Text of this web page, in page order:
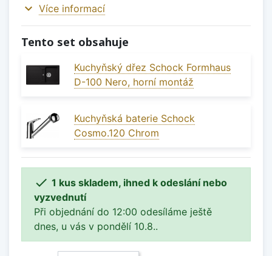
expand_more Více informací
Tento set obsahuje
Kuchyňský dřez Schock Formhaus
D-100 Nero, horní montáž
Kuchyňská baterie Schock
Cosmo.120 Chrom
 1 kus skladem, ihned k odeslání nebo
vyzvednutí
Při objednání do 12:00 odesíláme ještě
dnes, u vás v pondělí 10.8..